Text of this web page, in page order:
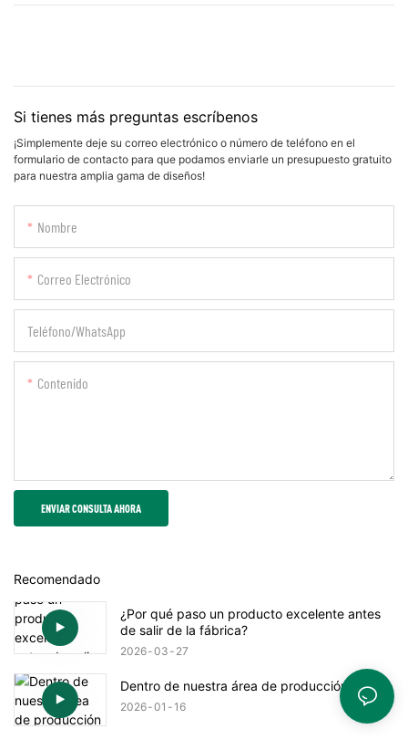
Si tienes más preguntas escríbenos
¡Simplemente deje su correo electrónico o número de teléfono en el
formulario de contacto para que podamos enviarle un presupuesto gratuito
para nuestra amplia gama de diseños!
Nombre
Correo Electrónico
Teléfono/WhatsApp
Contenido
ENVIAR CONSULTA AHORA
Recomendado
¿Por qué paso un producto excelente antes
de salir de la fábrica?
2026 03 27
Dentro de nuestra área de producción
2026 01 16